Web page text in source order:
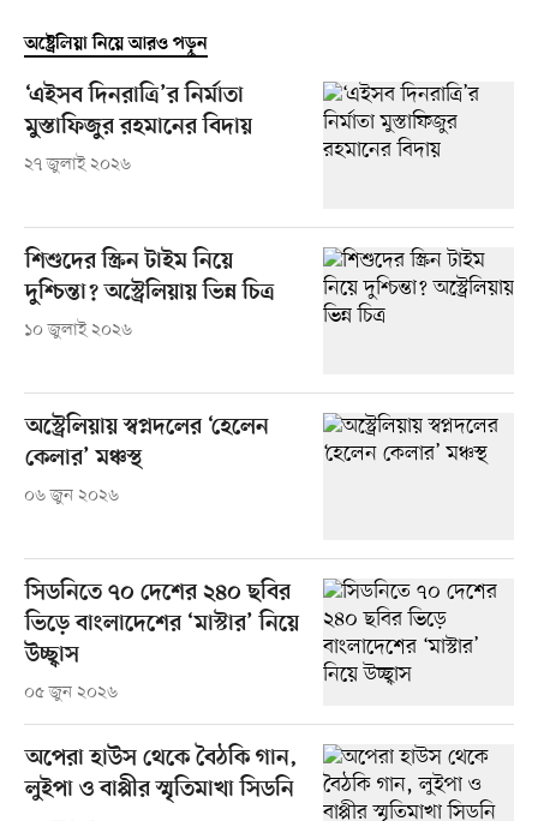
অষ্ট্রেলিয়া নিয়ে আরও পড়ুন
‘এইসব দিনরাত্রি’র নির্মাতা
মুস্তাফিজুর রহমানের বিদায়
২৭ জুলাই ২০২৬
শিশুদের স্ক্রিন টাইম নিয়ে
দুশ্চিন্তা? অস্ট্রেলিয়ায় ভিন্ন চিত্র
১০ জুলাই ২০২৬
অস্ট্রেলিয়ায় স্বপ্নদলের ‘হেলেন
কেলার’ মঞ্চস্থ
০৬ জুন ২০২৬
সিডনিতে ৭০ দেশের ২৪০ ছবির
ভিড়ে বাংলাদেশের ‘মাস্টার’ নিয়ে
উচ্ছ্বাস
০৫ জুন ২০২৬
অপেরা হাউস থেকে বৈঠকি গান,
লুইপা ও বাপ্পীর স্মৃতিমাখা সিডনি